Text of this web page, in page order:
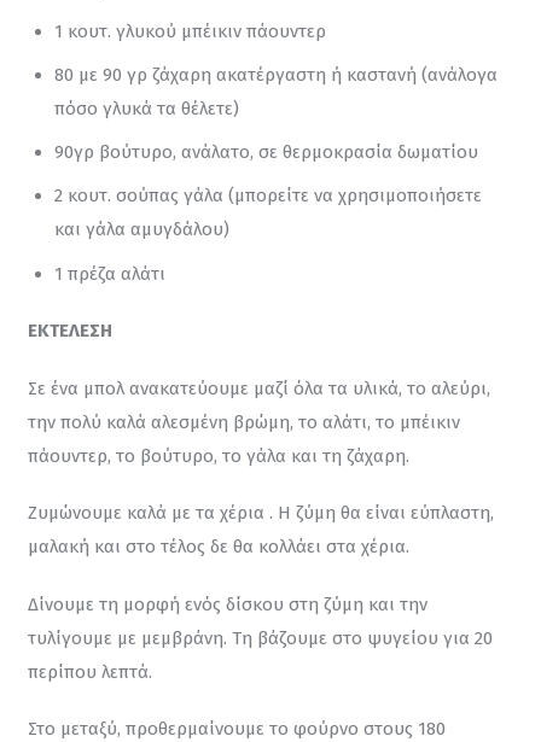
1 κουτ. γλυκού μπέικιν πάουντερ
80 με 90 γρ ζάχαρη ακατέργαστη ή καστανή (ανάλογα
πόσο γλυκά τα θέλετε)
90γρ βούτυρο, ανάλατο, σε θερμοκρασία δωματίου
2 κουτ. σούπας γάλα (μπορείτε να χρησιμοποιήσετε
και γάλα αμυγδάλου)
1 πρέζα αλάτι
ΕΚΤΕΛΕΣΗ
Σε ένα μπολ ανακατεύουμε μαζί όλα τα υλικά, το αλεύρι,
την πολύ καλά αλεσμένη βρώμη, το αλάτι, το μπέικιν
πάουντερ, το βούτυρο, το γάλα και τη ζάχαρη.
Ζυμώνουμε καλά με τα χέρια . Η ζύμη θα είναι εύπλαστη,
μαλακή και στο τέλος δε θα κολλάει στα χέρια.
Δίνουμε τη μορφή ενός δίσκου στη ζύμη και την
τυλίγουμε με μεμβράνη. Τη βάζουμε στο ψυγείου για 20
περίπου λεπτά.
Στο μεταξύ, προθερμαίνουμε το φούρνο στους 180